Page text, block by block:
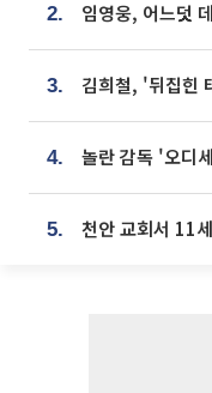
2.
3.
4.
5.